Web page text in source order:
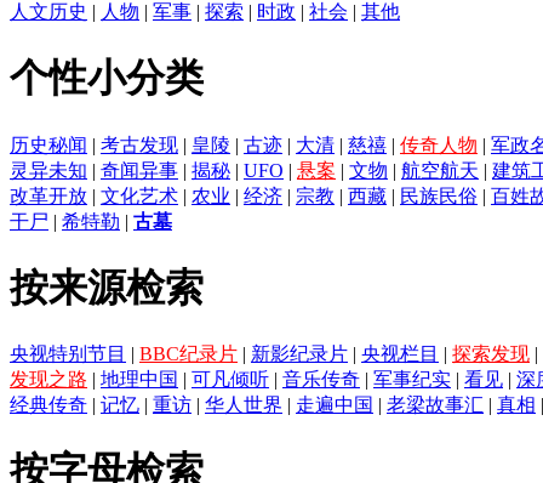
人文历史 | 人物 | 军事 | 探索 | 时政 | 社会 | 其他
个性小分类
历史秘闻 | 考古发现 | 皇陵 | 古迹 | 大清 | 慈禧 | 传奇人物 | 军政
灵异未知 | 奇闻异事 | 揭秘 | UFO | 悬案 | 文物 | 航空航天 | 建筑
改革开放 | 文化艺术 | 农业 | 经济 | 宗教 | 西藏 | 民族民俗 | 百姓
干尸 | 希特勒 | 古墓
按来源检索
央视特别节目 | BBC纪录片 | 新影纪录片 | 央视栏目 | 探索发现 |
发现之路 | 地理中国 | 可凡倾听 | 音乐传奇 | 军事纪实 | 看见 | 深
经典传奇 | 记忆 | 重访 | 华人世界 | 走遍中国 | 老梁故事汇 | 真相
按字母检索